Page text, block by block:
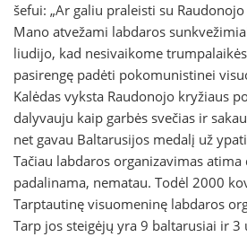
šefui: „Ar galiu praleisti su Raudonojo
Mano atvežami labdaros
liudijo, kad nesivaikome
pasirengę padėti pokomunistinei
Kalėdas vyksta Raudonojo kryžiaus
dalyvauju kaip garbės svečias ir
net gavau Baltarusijos medalį už
Tačiau labdaros organizavimas
padalinama, nematau. Todėl 2000
Tarptautinę visuomeninę labdaros
Tarp jos steigėjų yra 9 baltarusiai ir 3